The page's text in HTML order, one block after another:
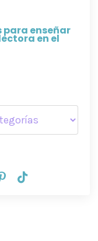
para enseñar
en el